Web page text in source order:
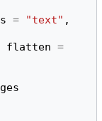
= "text" ,
flatten =